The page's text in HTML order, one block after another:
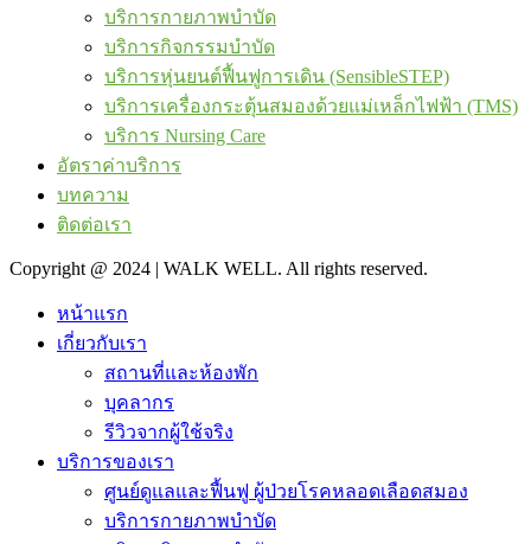
บริการกายภาพบำบัด
บริการกิจกรรมบำบัด
บริการหุ่นยนต์ฟื้นฟูการเดิน (SensibleSTEP)
บริการเครื่องกระตุ้นสมองด้วยแม่เหล็กไฟฟ้า (TMS)
บริการ Nursing Care
อัตราค่าบริการ
บทความ
ติดต่อเรา
Copyright @ 2024 | WALK WELL. All rights reserved.
หน้าแรก
เกี่ยวกับเรา
สถานที่และห้องพัก
บุคลากร
รีวิวจากผู้ใช้จริง
บริการของเรา
ศูนย์ดูแลและฟื้นฟู ผู้ป่วยโรคหลอดเลือดสมอง
บริการกายภาพบำบัด